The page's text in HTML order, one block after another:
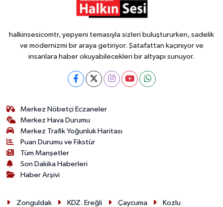
halkinsesicomtr, yepyeni temasıyla sizleri buluştururken, sadelik
ve modernizmi bir araya getiriyor. Şatafattan kaçınıyor ve
insanlara haber okuyabilecekleri bir altyapı sunuyor.
Merkez Nöbetçi Eczaneler
Merkez Hava Durumu
Merkez Trafik Yoğunluk Haritası
Puan Durumu ve Fikstür
Tüm Manşetler
Son Dakika Haberleri
Haber Arşivi
Zonguldak KDZ. Ereğli Çaycuma
Kozlu